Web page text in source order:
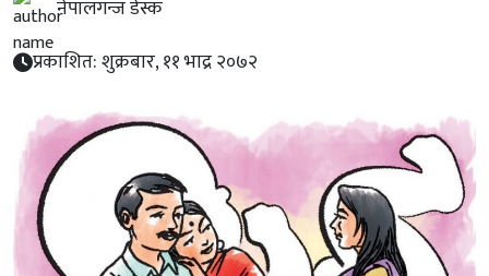
नेपालगन्ज डेस्क
प्रकाशित: शुक्रबार, ११ भाद्र २०७२